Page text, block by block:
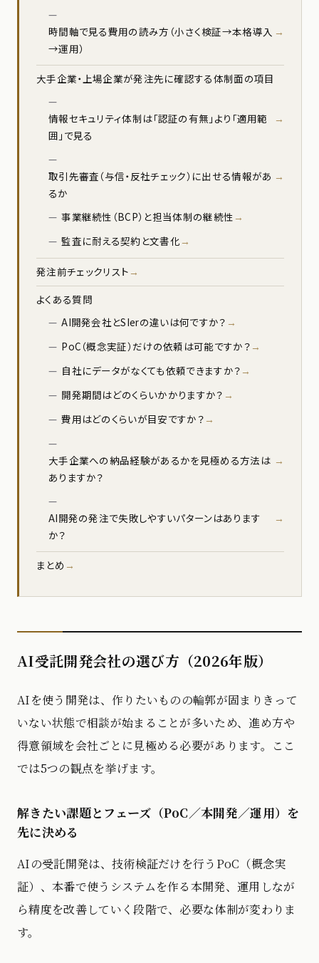
時間軸で見る費用の読み方（小さく検証→本格導入
→運用）
大手企業・上場企業が発注先に確認する体制面の項目
情報セキュリティ体制は「認証の有無」より「適用範
囲」で見る
取引先審査（与信・反社チェック）に出せる情報があ
るか
事業継続性（BCP）と担当体制の継続性
監査に耐える契約と文書化
発注前チェックリスト
よくある質問
AI開発会社とSIerの違いは何ですか？
PoC（概念実証）だけの依頼は可能ですか？
自社にデータがなくても依頼できますか？
開発期間はどのくらいかかりますか？
費用はどのくらいが目安ですか？
大手企業への納品経験があるかを見極める方法は
ありますか？
AI開発の発注で失敗しやすいパターンはあります
か？
まとめ
AI受託開発会社の選び方（2026年版）
AIを使う開発は、作りたいものの輪郭が固まりきって
いない状態で相談が始まることが多いため、進め方や
得意領域を会社ごとに見極める必要があります。ここ
では5つの観点を挙げます。
解きたい課題とフェーズ（PoC／本開発／運用）を
先に決める
AIの受託開発は、技術検証だけを行うPoC（概念実
証）、本番で使うシステムを作る本開発、運用しなが
ら精度を改善していく段階で、必要な体制が変わりま
す。